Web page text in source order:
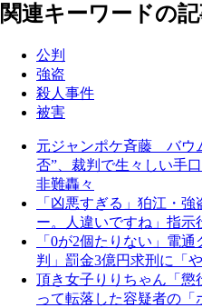
関連キーワードの
公判
強盗
殺人事件
被害
元ジャンポケ斉藤 バウ
否”、裁判で生々しい手
非難轟々
「凶悪すぎる」狛江・
ー。人違いですね」指
「0が2個たりない」電
判」罰金3億円求刑に「
頂き女子りりちゃん「
って転落した容疑者の「